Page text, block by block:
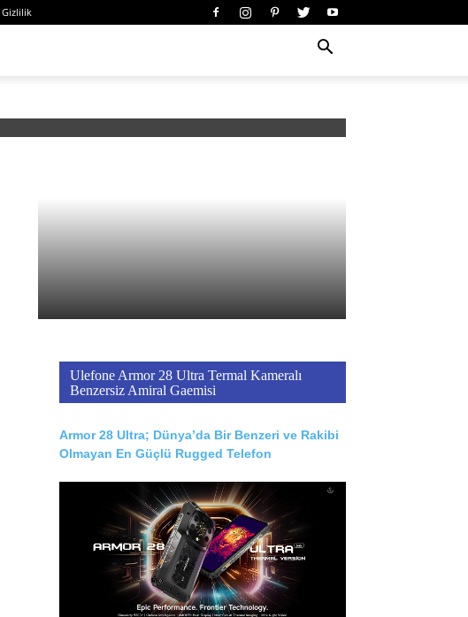
Gizlilik
Ulefone Armor 28 Ultra Termal Kameralı
Benzersiz Amiral Gaemisi
Armor 28 Ultra; Dünya’da Bir Benzeri ve Rakibi
Olmayan En Güçlü Rugged Telefon